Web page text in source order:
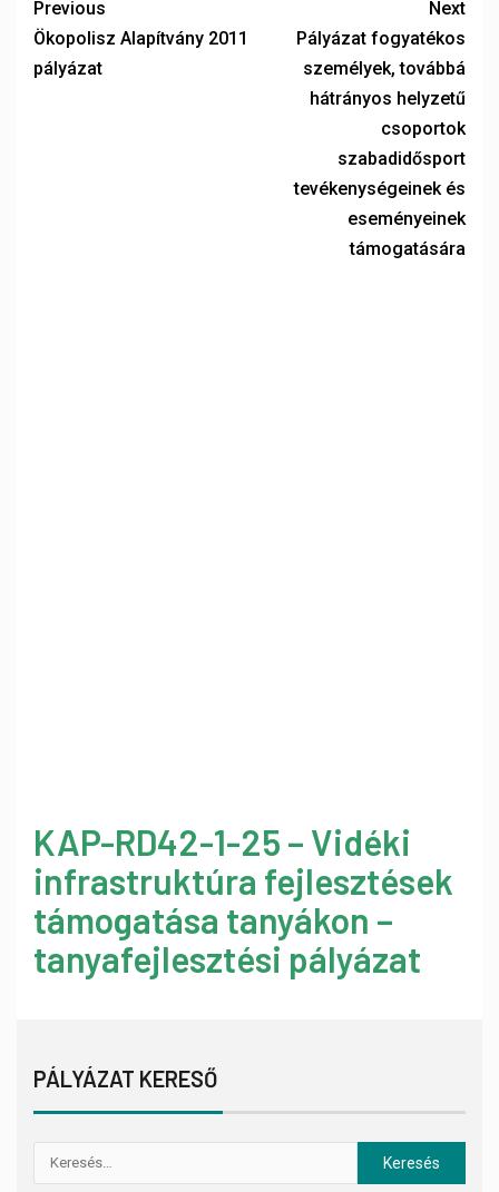
Previous
Ökopolisz Alapítvány 2011
pályázat
Next
Pályázat fogyatékos
személyek, továbbá
hátrányos helyzetű
csoportok
szabadidősport
tevékenységeinek és
eseményeinek
támogatására
KAP-RD42-1-25 – Vidéki
infrastruktúra fejlesztések
támogatása tanyákon –
tanyafejlesztési pályázat
PÁLYÁZAT KERESŐ